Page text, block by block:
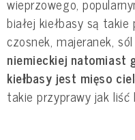
wieprzowego,
białej kiełbasy są
czosnek, majeranek,
niemieckiej natomiast
kiełbasy jest mięso
takie przyprawy jak liść